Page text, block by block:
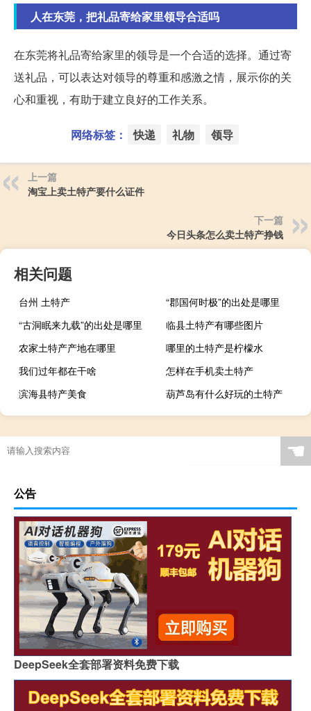
人在东莞，把礼品寄给家里领导合适吗
在东莞将礼品寄给家里的领导是一个合适的选择。通过寄
送礼品，可以表达对领导的尊重和感激之情，展示你的关
心和重视，有助于建立良好的工作关系。
网络标签： 快递 礼物 领导
上一篇
淘宝上卖土特产要什么证件
下一篇
今日头条怎么卖土特产挣钱
相关问题
台州 土特产
“郡国何时极”的出处是哪里
“古洞眠来九载”的出处是哪里
临县土特产有哪些图片
农家土特产产地在哪里
哪里的土特产是柠檬水
我们过年都在干啥
怎样在手机卖土特产
滨海县特产美食
葫芦岛有什么好玩的土特产
☚
公告
DeepSeek全套部署资料免费下载